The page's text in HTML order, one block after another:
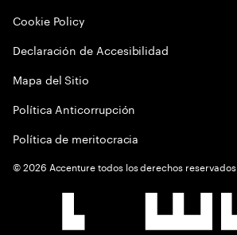
Cookie Policy
Declaración de Accesibilidad
Mapa del Sitio
Política Anticorrupción
Política de meritocracia
©2026 Accenture todos los derechos reservados